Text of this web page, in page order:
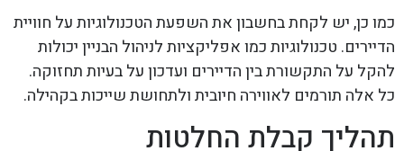
כמו כן, יש לקחת בחשבון את השפעת הטכנולוגיות על חוויית
הדיירים. טכנולוגיות כמו אפליקציות לניהול הבניין יכולות
להקל על התקשורת בין הדיירים ועדכון על בעיות תחזוקה.
כל אלה תורמים לאווירה חיובית ולתחושת שייכות בקהילה.
תהליך קבלת החלטות